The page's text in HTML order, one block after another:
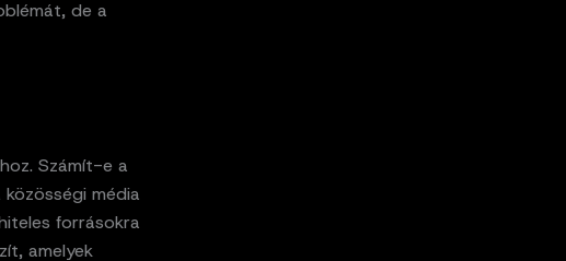
de a
Számít-e a
média
forrásokra
amelyek